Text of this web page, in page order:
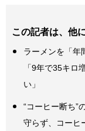
この記者は、他
ラーメンを「年
「9年で35キロ
い」
“コーヒー断ち”
守らず、コーヒ